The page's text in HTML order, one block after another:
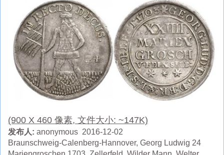
(900 X 460 像素, 文件大小: ~147K)
发布人: anonymous 2016-12-02
Braunschweig-Calenberg-Hannover, Georg Ludwig 24